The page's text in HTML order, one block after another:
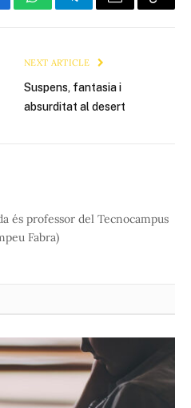
WhatsAppTelegramEmail Copy
NEXT ARTICLE
Suspens, fantasia i
absurditat al desert
és professor del Tecnocampus
Fabra)